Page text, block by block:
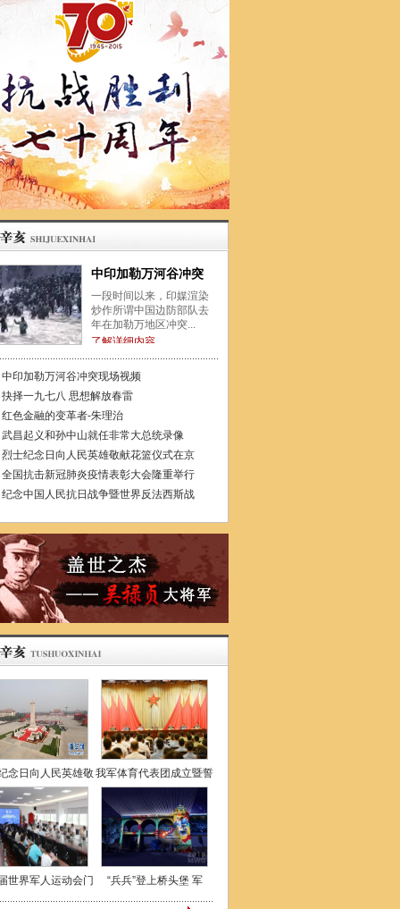
中印加勒万河谷冲突
一段时间以来，印媒渲染
炒作所谓中国边防部队去
年在加勒万地区冲突...
了解详细内容
中印加勒万河谷冲突现场视频
抉择一九七八 思想解放春雷
红色金融的变革者-朱理治
武昌起义和孙中山就任非常大总统录像
烈士纪念日向人民英雄敬献花篮仪式在京
全国抗击新冠肺炎疫情表彰大会隆重举行
纪念中国人民抗日战争暨世界反法西斯战
念日向人民英雄敬我军体育代表团成立暨誓
世界军人运动会门 “兵兵”登上桥头堡 军